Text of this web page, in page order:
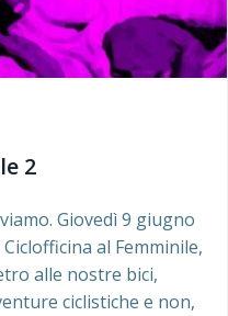
2
Giovedì 9 giugno
al Femminile,
alle nostre bici,
ciclistiche e non,